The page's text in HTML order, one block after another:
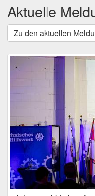
Aktuelle
Zu den aktuellen